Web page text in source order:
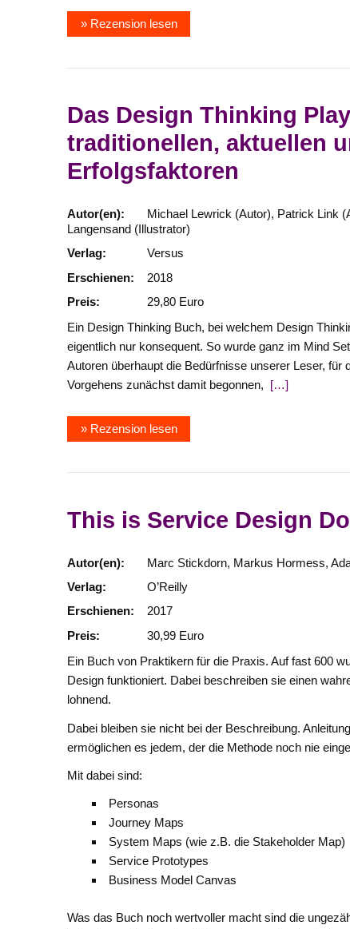
» Rezension lesen
Das Design Thinking
traditionellen, aktuellen
Erfolgsfaktoren
Autor(en):
Michael Lewrick (Autor), Patrick Link
Langensand (Illustrator)
Verlag:
Versus
Erschienen:
2018
Preis:
29,80 Euro
Ein Design Thinking Buch, bei welchem Design
eigentlich nur konsequent. So wurde ganz im Mind
Autoren überhaupt die Bedürfnisse unserer Leser,
Vorgehens zunächst damit begonnen, […]
» Rezension lesen
This is Service Design
Autor(en):
Marc Stickdorn, Markus Hormess,
Verlag:
O’Reilly
Erschienen:
2017
Preis:
30,99 Euro
Ein Buch von Praktikern für die Praxis. Auf fast 600
Design funktioniert. Dabei beschreiben sie einen
lohnend.
Dabei bleiben sie nicht bei der Beschreibung.
ermöglichen es jedem, der die Methode noch nie
Mit dabei sind:
Personas
Journey Maps
System Maps (wie z.B. die Stakeholder Map)
Service Prototypes
Business Model Canvas
Was das Buch noch wertvoller macht sind die